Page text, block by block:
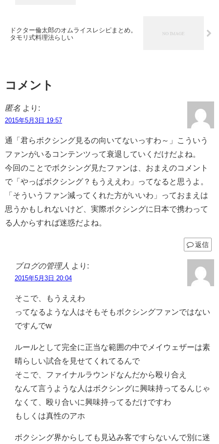
ドクター倫太郎のオムライスレシピまとめ。
タモリ式料理法らしい
コメント
匿名 より:
2015年5月3日 19:57
通「君らボクシング見るの向いてないっすわ～」こういう
ファンがいるコンテンツって衰退していくだけだよね。
今回のことでボクシング見たファンは、おまえのコメント
で「やっぱボクシング？もうええわ」ってなると思うよ。
「そういうファン減ってくれた方がいいわ」っておまえは
思うかもしれないけど、実際ボクシングに日本で携わって
る人からすれば迷惑だよね。
返信
ブログの管理人 より:
2015年5月3日 20:04
そこで、もうええわ
ってなるような人はそもそもボクシングファンではない
ですんでw
ルールとして完全に正当な範囲の中でメイウェザーは素
晴らしい試合を見せてくれてるんで
そこで、ファイナルラウンドなんだから殴り合え
なんて言うような人はボクシングに興味持ってるんじゃ
なくて、殴り合いに興味持ってるだけですわ
もしくは真性のアホ
ボクシング界からしても見込み客ですらないんで別に迷